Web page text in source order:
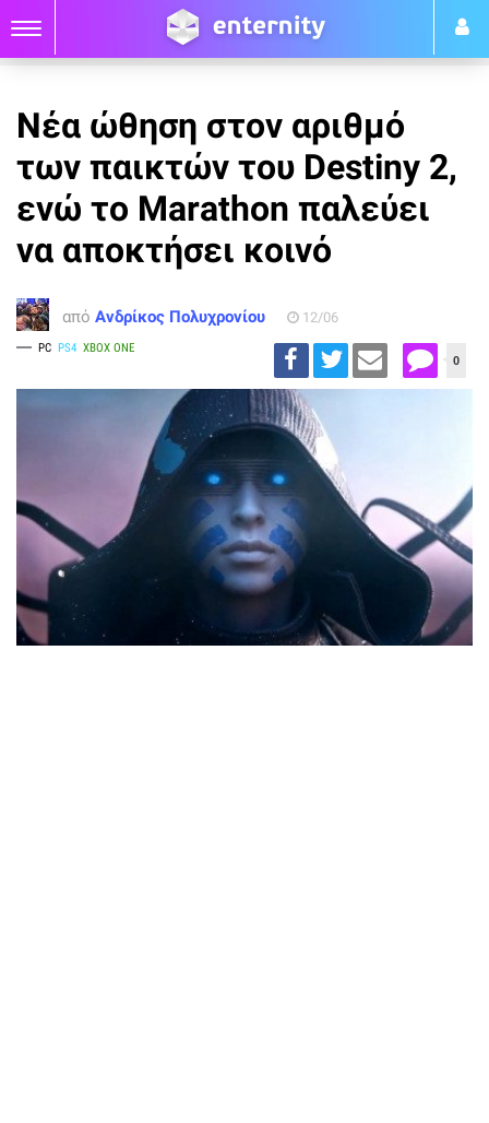
Νέα ώθηση στον αριθμό
των παικτών του Destiny 2,
ενώ το Marathon παλεύει
να αποκτήσει κοινό
από Ανδρίκος Πολυχρονίου 12/06
PC PS4 XBOX ONE
0